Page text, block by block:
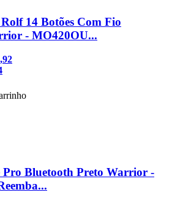
14 Botões Com Fio
- MO420OU...
Bluetooth Preto Warrior -